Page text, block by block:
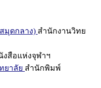
มุดกลาง) สำนักงานวิทย
งสือแห่งจุฬาฯ
ยาลัย สำนักพิมพ์